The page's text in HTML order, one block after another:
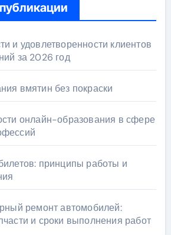
и удовлетворенности клиентов
за 2026 год
вмятин без покраски
онлайн-образования в сфере
принципы работы и
ремонт автомобилей:
и сроки выполнения работ